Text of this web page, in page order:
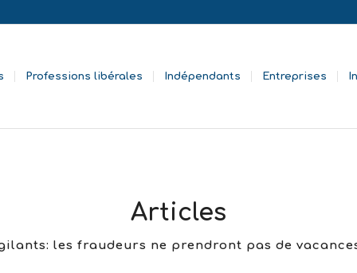
Professions libérales Indépendants Entreprises
Articles
les fraudeurs ne prendront pas de